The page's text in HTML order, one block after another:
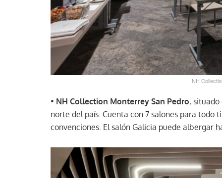
NH
• NH Collection Monterrey San Pedro,
norte del país. Cuenta con 7 salones para todo
convenciones. El salón Galicia puede albergar